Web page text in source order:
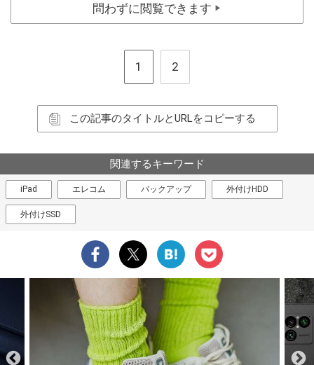
問わずに閲覧できます ▶
1 2
この記事のタイトルとURLをコピーする
関連するキーワード
iPad エレコム バックアップ 外付けHDD
外付けSSD